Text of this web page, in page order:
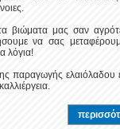
βιώματα μας σαν
να σας
λόγια!
παραγωγής ελαιόλαδου